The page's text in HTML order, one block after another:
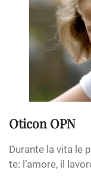
Oticon OPN
Durante la vita le
te: l’amore, il